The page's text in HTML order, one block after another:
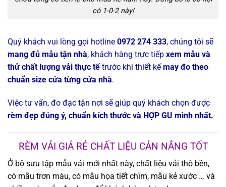
có 1-0-2 này!
Quý khách vui lòng gọi hotline 0972 274 333, chúng tôi sẽ
mang đủ mẫu tận nhà, khách hàng trực tiếp xem mẫu và
thử chất lượng vải thực tế trước khi thiết kếmay đo theo
chuẩn size cửa từng cửa nhà.
Việc tư vấn, đo đạc tận nơi sẽ giúp quý khách chọn được
rèm đẹp đúng ý, chuẩn kích thước và HỢP GU mình nhất.
RÈM VẢI GIÁ RẺ CHẤT LIỆU CẢN NẮNG TỐT
Ở bộ sưu tập mẫu vải mới nhất này, chất liệu vải thô bền,
có mẫu trơn màu, có mẫu họa tiết chìm, mẫu kẻ xước … và